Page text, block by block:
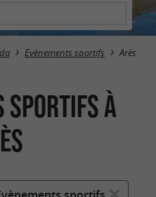
Evènements sportifs Arès
sportifs à